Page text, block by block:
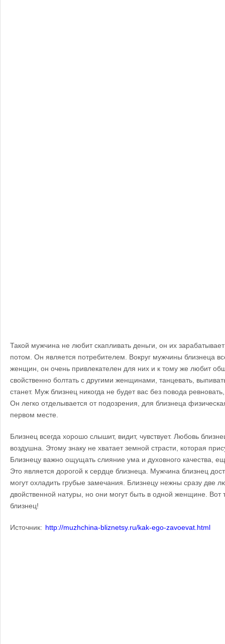
Такой мужчина не любит скапливать деньги, он их зарабатывает
потом. Он является потребителем. Вокруг мужчины близнеца
женщин, он очень привлекателен для них и к тому же любит
свойственно болтать с другими женщинами, танцевать,
станет. Муж близнец никогда не будет вас без повода
Он легко отделывается от подозрения, для близнеца
первом месте.
Близнец всегда хорошо слышит, видит, чувствует. Любовь
воздушна. Этому знаку не хватает земной страсти, которая
Близнецу важно ощущать слияние ума и духовного качества,
Это является дорогой к сердце близнеца. Мужчина близнец
могут охладить грубые замечания. Близнецу нежны сразу две
двойственной натуры, но они могут быть в одной женщине. Вот
близнец!
Источник: http://muzhchina-bliznetsy.ru/kak-ego-zavoevat.html